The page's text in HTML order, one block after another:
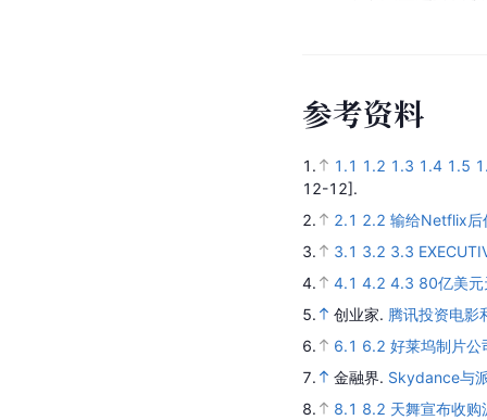
参考资料
1. 1.1 1.2 1.3 1.4 1.5
12-12].
2.
2.1 2.2 输给Netflix后
3.
3.1 3.2 3.3
4.
4.1 4.2 4.3 80亿美元
5.
创业家. 腾讯投资电影
6.
6.1 6.2 好莱坞制片
7.
金融界. Skydance与
8.
8.1 8.2 天舞宣布收